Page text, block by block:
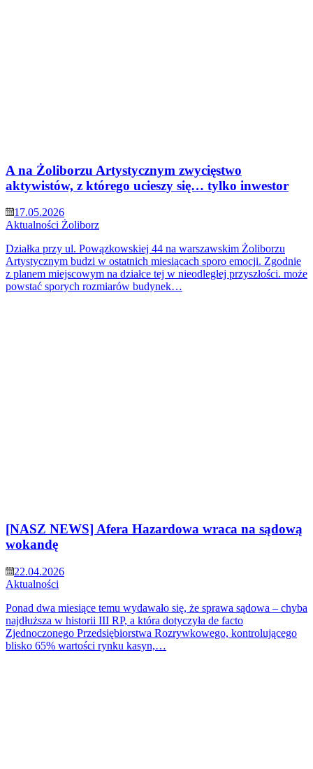
A na Żoliborzu Artystycznym zwycięstwo
aktywistów, z którego ucieszy się… tylko inwestor
17.05.2026
Aktualności Żoliborz
Działka przy ul. Powązkowskiej 44 na warszawskim Żoliborzu
Artystycznym budzi w ostatnich miesiącach sporo emocji. Zgodnie
z planem miejscowym na działce tej w nieodległej przyszłości. może
powstać sporych rozmiarów budynek…
[NASZ NEWS] Afera Hazardowa wraca na sądową
wokandę
22.04.2026
Aktualności
Ponad dwa miesiące temu wydawało się, że sprawa sądowa – chyba
najdłuższa w historii III RP, a która dotyczyła de facto
Zjednoczonego Przedsiębiorstwa Rozrywkowego, kontrolującego
blisko 65% wartości rynku kasyn,…